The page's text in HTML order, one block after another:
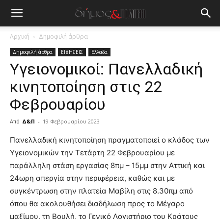
Αρχική Δημοφιλή άρθρα
Δημοφιλή άρθρα ΕΙΔΗΣΕΙΣ Ελλαδα
Υγειονομικοί: Πανελλαδική
κινητοποίηση στις 22
Φεβρουαρίου
Από Δ&Π - 19 Φεβρουαρίου 2023
blonde
lesbians
very
hot
cam
show.desi
xxx
Πανελλαδική κινητοποίηση πραγματοποιεί ο κλάδος των
Υγειονομικών την Τετάρτη 22 Φεβρουαρίου με
παράλληλη στάση εργασίας 8πμ – 15μμ στην Αττική και
24ωρη απεργία στην περιφέρεια, καθώς και με
συγκέντρωση στην πλατεία Μαβίλη στις 8.30πμ από
όπου θα ακολουθήσει διαδήλωση προς το Μέγαρο
μαξίμου, τη Βουλή, το Γενικό Λογιστήριο του Κράτους